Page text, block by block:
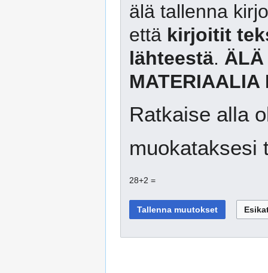
älä tallenna
että kirjoitit
lähteestä. ÄLÄ
MATERIAALIA
Ratkaise alla
muokataksesi
28+2 =